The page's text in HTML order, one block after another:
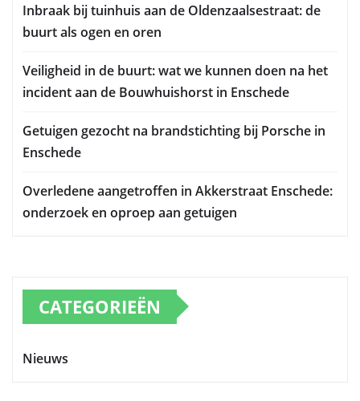
Inbraak bij tuinhuis aan de Oldenzaalsestraat: de
buurt als ogen en oren
Veiligheid in de buurt: wat we kunnen doen na het
incident aan de Bouwhuishorst in Enschede
Getuigen gezocht na brandstichting bij Porsche in
Enschede
Overledene aangetroffen in Akkerstraat Enschede:
onderzoek en oproep aan getuigen
CATEGORIEËN
Nieuws